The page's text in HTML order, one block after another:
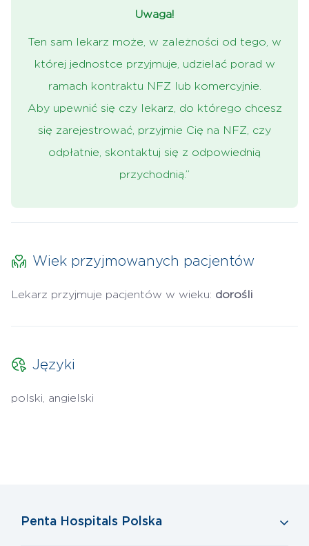
Uwaga!
Ten sam lekarz może, w zależności od tego, w
której jednostce przyjmuje, udzielać porad w
ramach kontraktu NFZ lub komercyjnie.
Aby upewnić się czy lekarz, do którego chcesz
się zarejestrować, przyjmie Cię na NFZ, czy
odpłatnie, skontaktuj się z odpowiednią
przychodnią.”
Wiek przyjmowanych pacjentów
Lekarz przyjmuje pacjentów w wieku: dorośli
Języki
polski, angielski
Penta Hospitals Polska